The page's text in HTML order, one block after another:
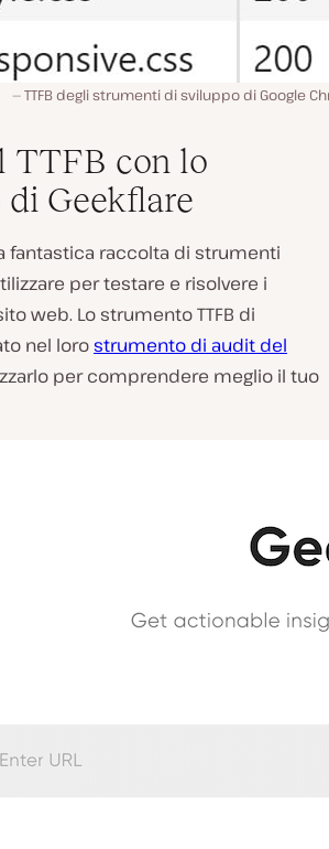
TTFB degli strumenti di sviluppo di Google
TTFB con lo
Geekflare
fantastica raccolta di strumenti
per testare e risolvere i
web. Lo strumento TTFB di
nel lorostrumento di audit del
per comprendere meglio il tuo